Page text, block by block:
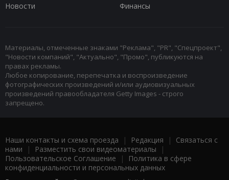
Новости
Финансы
Материалы, отмеченные знаками "Реклама", "PR", "Спецпроект",
"Новости компаний", "Актуально", "Промо", публикуются на
правах рекламы.
Любое копирование, перепечатка и воспроизведение
фотографических произведений и/или аудиовизуальных
произведений правообладателя Getty Images - строго
запрещено.
Наши контакты и схема проезда | Редакция | Связаться с
нами | Разместить свои видеоматериалы |
Пользовательское Соглашение |
Политика в сфере
конфиденциальности и персональных данных